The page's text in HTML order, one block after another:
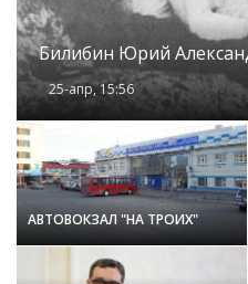
Билибин Юрий
25-апр, 15:56
АВТОВОКЗАЛ "НА ТРОИХ"